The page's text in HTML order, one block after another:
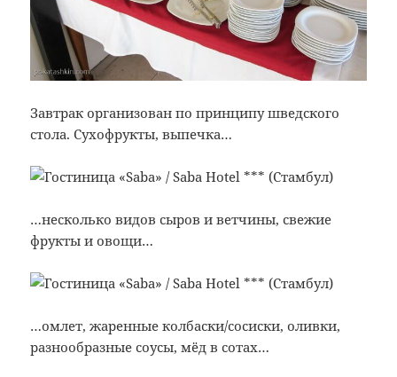
Завтрак организован по принципу шведского
стола. Сухофрукты, выпечка…
…несколько видов сыров и ветчины, свежие
фрукты и овощи…
…омлет, жаренные колбаски/сосиски, оливки,
разнообразные соусы, мёд в сотах…